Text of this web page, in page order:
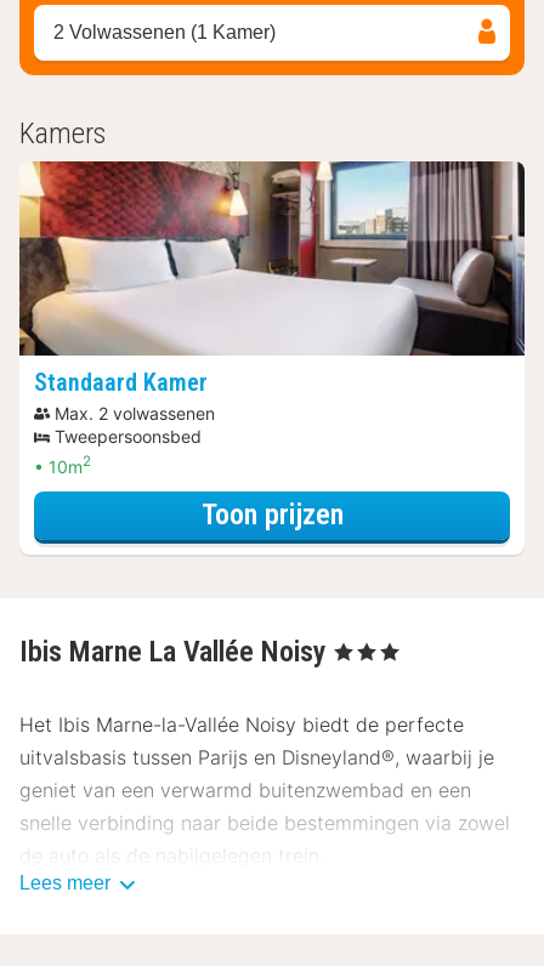
2 Volwassenen (1 Kamer)
Kamers
Standaard Kamer
Max. 2 volwassenen
Tweepersoonsbed
10m2
Toon prijzenvoor Voordeel
Ibis Marne La Vallée Noisy , 3 Sterren
Het Ibis Marne-la-Vallée Noisy biedt de perfecte
uitvalsbasis tussen Parijs en Disneyland®, waarbij je
geniet van een verwarmd buitenzwembad en een
snelle verbinding naar beide bestemmingen via zowel
de auto als de nabijgelegen trein.
Lees meer